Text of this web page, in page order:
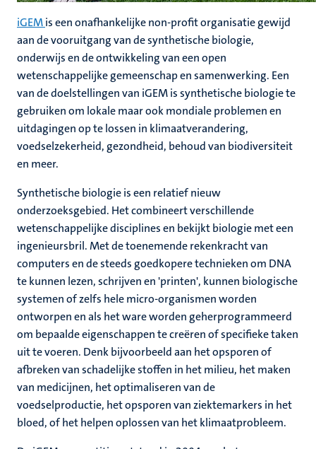
iGEMis een onafhankelijke non-profit organisatie gewijd
aan de vooruitgang van de synthetische biologie,
onderwijs en de ontwikkeling van een open
wetenschappelijke gemeenschap en samenwerking. Een
van de doelstellingen van iGEM is synthetische biologie te
gebruiken om lokale maar ook mondiale problemen en
uitdagingen op te lossen in klimaatverandering,
voedselzekerheid, gezondheid, behoud van biodiversiteit
en meer.
Synthetische biologie is een relatief nieuw
onderzoeksgebied. Het combineert verschillende
wetenschappelijke disciplines en bekijkt biologie met een
ingenieursbril. Met de toenemende rekenkracht van
computers en de steeds goedkopere technieken om DNA
te kunnen lezen, schrijven en 'printen', kunnen biologische
systemen of zelfs hele micro-organismen worden
ontworpen en als het ware worden geherprogrammeerd
om bepaalde eigenschappen te creëren of specifieke taken
uit te voeren. Denk bijvoorbeeld aan het opsporen of
afbreken van schadelijke stoffen in het milieu, het maken
van medicijnen, het optimaliseren van de
voedselproductie, het opsporen van ziektemarkers in het
bloed, of het helpen oplossen van het klimaatprobleem.